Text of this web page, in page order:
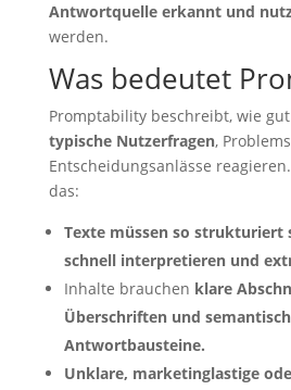
Antwortquelle erkannt und
werden.
Was bedeutet
Promptability beschreibt, wie
typische Nutzerfragen,
Entscheidungsanlässe
das:
Texte müssen so strukturiert
schnell interpretieren und
Inhalte brauchen klare
Überschriften und
Antwortbausteine.
Unklare, marketinglastige